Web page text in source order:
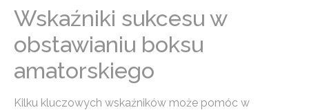
Wskaźniki sukcesu w
obstawianiu boksu
amatorskiego
Kilku kluczowych wskaźników może pomóc w